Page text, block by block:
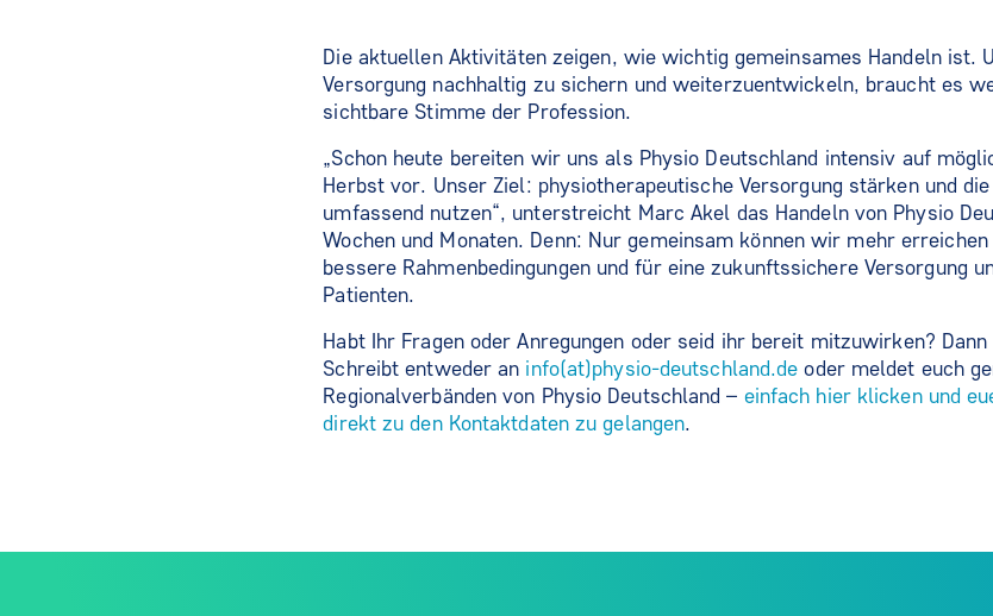
Die aktuellen Aktivitäten zeigen, wie wichtig gemeinsames Handeln ist.
Versorgung nachhaltig zu sichern und weiterzuentwickeln, braucht es
sichtbare Stimme der Profession.
„Schon heute bereiten wir uns als Physio Deutschland intensiv auf
Herbst vor. Unser Ziel: physiotherapeutische Versorgung stärken und
umfassend nutzen“, unterstreicht Marc Akel das Handeln von Physio
Wochen und Monaten. Denn: Nur gemeinsam können wir mehr
bessere Rahmenbedingungen und für eine zukunftssichere Versorgung
Patienten.
Habt Ihr Fragen oder Anregungen oder seid ihr bereit mitzuwirken?
Schreibt entweder an info(at)physio-deutschland.de oder meldet euch
Regionalverbänden von Physio Deutschland – einfach hier klicken und
direkt zu den Kontaktdaten zu gelangen.